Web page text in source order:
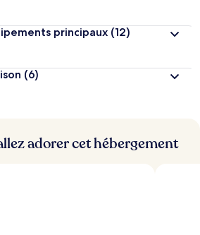
principaux (12)
(6)
adorer cet hébergement